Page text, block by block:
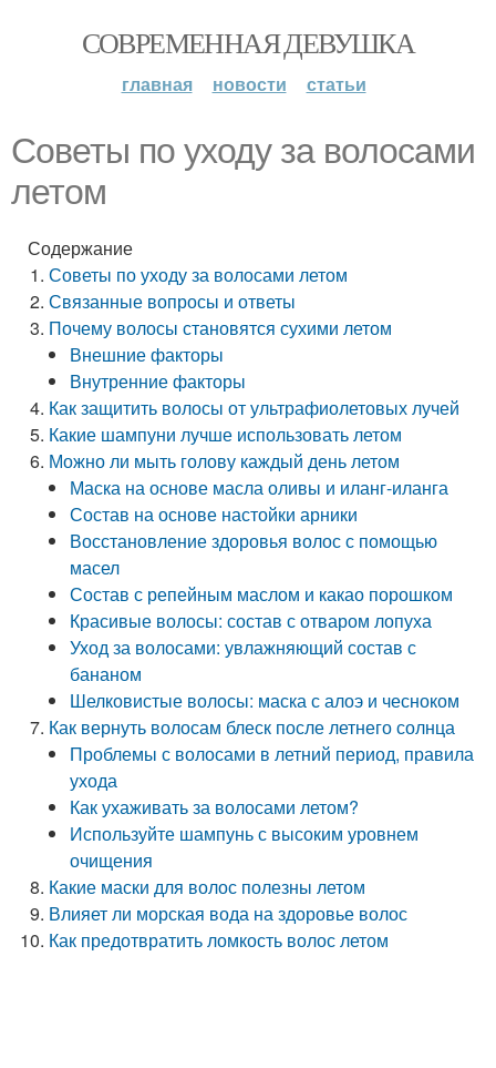
СОВРЕМЕННАЯ ДЕВУШКА
главная новости статьи
Советы по уходу за волосами
летом
Содержание
Советы по уходу за волосами летом
Связанные вопросы и ответы
Почему волосы становятся сухими летом
Внешние факторы
Внутренние факторы
Как защитить волосы от ультрафиолетовых лучей
Какие шампуни лучше использовать летом
Можно ли мыть голову каждый день летом
Маска на основе масла оливы и иланг-иланга
Состав на основе настойки арники
Восстановление здоровья волос с помощью
масел
Состав с репейным маслом и какао порошком
Красивые волосы: состав с отваром лопуха
Уход за волосами: увлажняющий состав с
бананом
Шелковистые волосы: маска с алоэ и чесноком
Как вернуть волосам блеск после летнего солнца
Проблемы с волосами в летний период, правила
ухода
Как ухаживать за волосами летом?
Используйте шампунь с высоким уровнем
очищения
Какие маски для волос полезны летом
Влияет ли морская вода на здоровье волос
Как предотвратить ломкость волос летом